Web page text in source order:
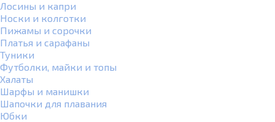
Лосины и капри
Носки и колготки
Пижамы и сорочки
Платья и сарафаны
Туники
Футболки, майки и топы
Халаты
Шарфы и манишки
Шапочки для плавания
Юбки